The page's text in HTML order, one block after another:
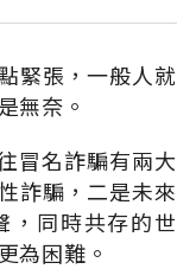
緊張，一般人就
無奈。
冒名詐騙有兩大
詐騙，二是未來
，同時共存的世
為困難。